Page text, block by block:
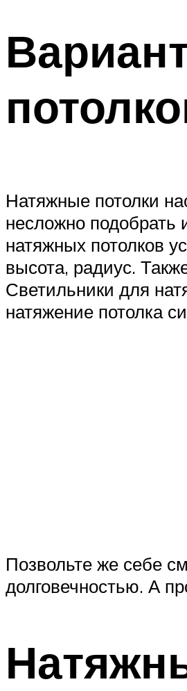
Натяжные потолки
несложно подобрать
натяжных потолков
высота, радиус.
Светильники для
натяжение потолка
Позвольте же себе
долговечностью. А